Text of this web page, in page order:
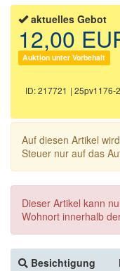
aktuelles Gebot
12,00
Auktion unter Vorbehalt
ID: 217721 | 25pv1176-
Auf diesen Artikel
Steuer nur auf das
Dieser Artikel kann
Wohnort innerhalb
Besichtigung